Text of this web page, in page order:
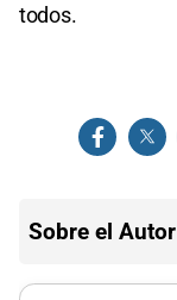
todos.
Sobre el Autor